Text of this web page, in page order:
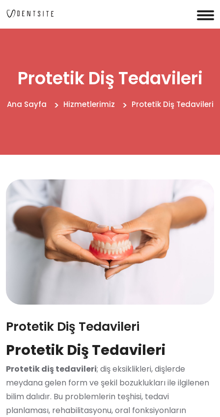
Protetik Diş Tedavileri
Ana Sayfa Hizmetlerimiz Protetik Diş Tedavileri
Protetik Diş Tedavileri
Protetik Diş Tedavileri
Protetik diş tedavileri; diş eksiklikleri, dişlerde
meydana gelen form ve şekil bozuklukları ile ilgilenen
bilim dalıdır. Bu problemlerin teşhisi, tedavi
planlaması, rehabilitasyonu, oral fonksiyonların